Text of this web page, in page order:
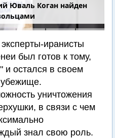
Юваль Коган найден
эксперты-иранисты
был готов к тому,
и остался в своем
уничтожения
в связи с чем
знал свою роль.